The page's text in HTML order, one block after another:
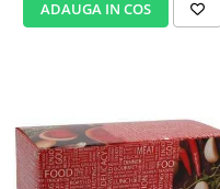
ADAUGA IN COS